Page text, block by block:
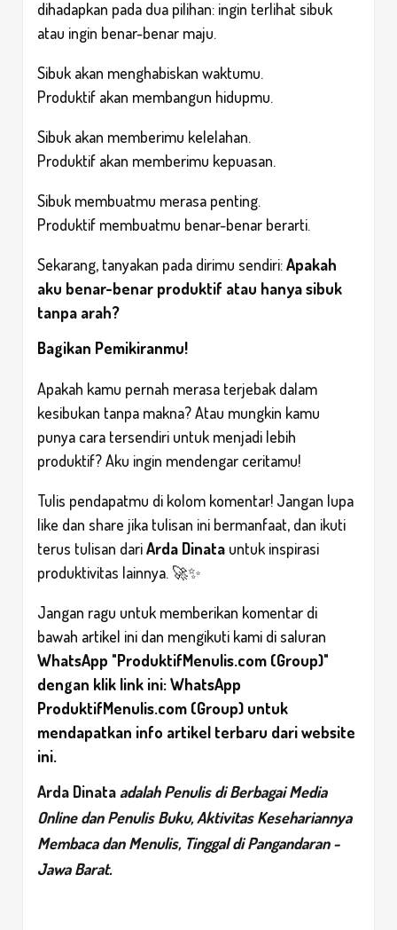
dihadapkan pada dua pilihan: ingin terlihat sibuk
atau ingin benar-benar maju.
Sibuk akan menghabiskan waktumu.
Produktif akan membangun hidupmu.
Sibuk akan memberimu kelelahan.
Produktif akan memberimu kepuasan.
Sibuk membuatmu merasa penting.
Produktif membuatmu benar-benar berarti.
Sekarang, tanyakan pada dirimu sendiri:Apakah
aku benar-benar produktif atau hanya sibuk
tanpa arah?
Bagikan Pemikiranmu!
Apakah kamu pernah merasa terjebak dalam
kesibukan tanpa makna? Atau mungkin kamu
punya cara tersendiri untuk menjadi lebih
produktif? Aku ingin mendengar ceritamu!
Tulis pendapatmu di kolom komentar! Jangan lupa
like dan share jika tulisan ini bermanfaat, dan ikuti
terus tulisan dariArda Dinata untuk inspirasi
produktivitas lainnya. 🚀✨
Jangan ragu untuk memberikan komentar di
bawah artikel ini dan mengikuti kami di saluran
WhatsApp "ProduktifMenulis.com (Group)"
dengan klik link ini:WhatsApp
ProduktifMenulis.com (Group) untuk
mendapatkan info artikel terbaru dari website
ini.
Arda Dinataadalah Penulis di Berbagai Media
Online dan Penulis Buku, Aktivitas Kesehariannya
Membaca dan Menulis, Tinggal di Pangandaran -
Jawa Barat.